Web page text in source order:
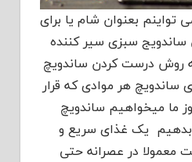
تواینم بعنوان شام یا برای
سبزی سیر کننده
درست کردن ساندویچ
ساندویچ هر موادی که قرار
ما میخواهیم ساندویچ
بدهیم یک غذای سریع و
معمولا در عصرانه حتی